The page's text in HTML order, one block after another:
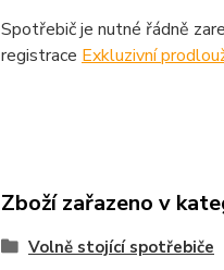
Spotřebič je nutné řádně
registrace Exkluzivní
Zboží zařazeno v
Volně stojící spotřebiče